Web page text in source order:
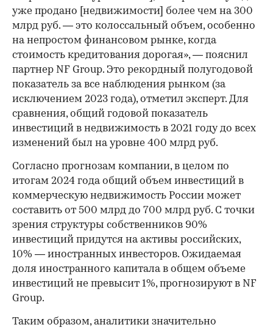
уже продано [недвижимости] более чем на 300
млрд руб. — это колоссальный объем, особенно
на непростом финансовом рынке, когда
стоимость кредитования дорогая», — пояснил
партнер NF Group. Это рекордный полугодовой
показатель за все наблюдения рынком (за
исключением 2023 года), отметил эксперт. Для
сравнения, общий годовой показатель
инвестиций в недвижимость в 2021 году до всех
изменений был на уровне 400 млрд руб.
Согласно прогнозам компании, в целом по
итогам 2024 года общий объем инвестиций в
коммерческую недвижимость России может
составить от 500 млрд до 700 млрд руб. С точки
зрения структуры собственников 90%
инвестиций придутся на активы российских,
10% — иностранных инвесторов. Ожидаемая
доля иностранного капитала в общем объеме
инвестиций не превысит 1%, прогнозируют в NF
Group.
Таким образом, аналитики значительно